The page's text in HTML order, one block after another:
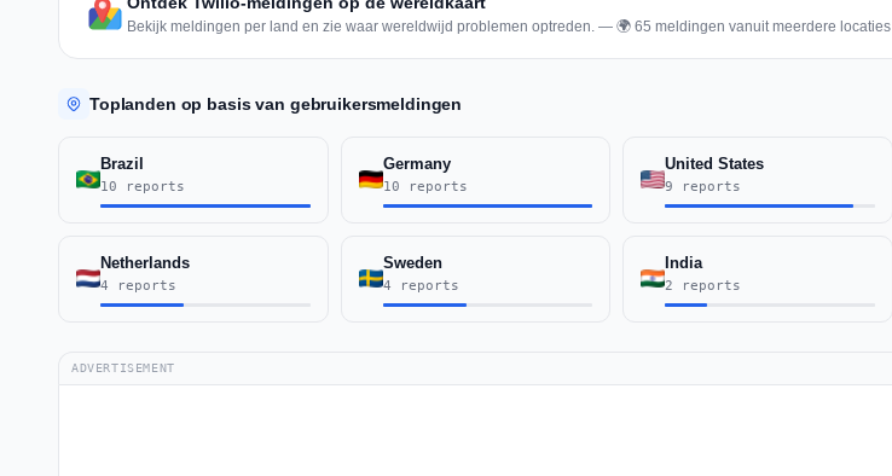
Bekijk meldingen per land en zie waar wereldwijd problemen optreden. — 🌍 65 meldingen vanuit meerdere locaties
Toplanden op basis van gebruikersmeldingen
Brazil
10 reports
Germany
10 reports
United States
9 reports
Netherlands
4 reports
Sweden
4 reports
India
2 reports
ADVERTISEMENT